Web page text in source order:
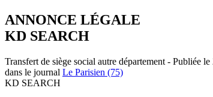
ANNONCE LÉGALE
KD SEARCH
Transfert de siège social autre département - Publiée
dans le journal Le Parisien (75)
KD SEARCH